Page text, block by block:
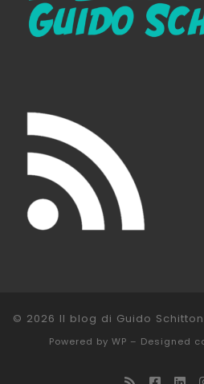
© 2026 Il blog di Guido
Powered by WP – Designed